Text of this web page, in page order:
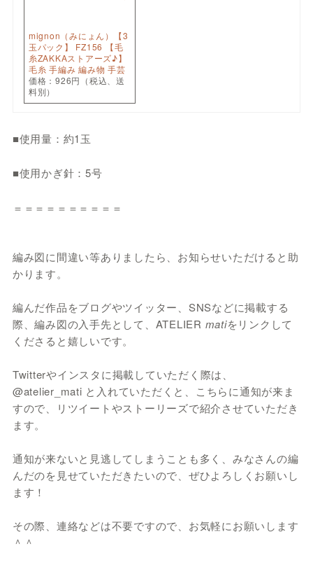
mignon（みにょん）【3
玉パック】 FZ156 【毛
糸ZAKKAストアーズ♪】
毛糸 手編み 編み物 手芸
価格：926円（税込、送
料別）
■使用量：約1玉
■使用かぎ針：5号
＝＝＝＝＝＝＝＝＝＝
編み図に間違い等ありましたら、お知らせいただけると助
かります。
編んだ作品をブログやツイッター、SNSなどに掲載する
際、編み図の入手先として、ATELIER matiをリンクして
くださると嬉しいです。
Twitterやインスタに掲載していただく際は、
@atelier_mati と入れていただくと、こちらに通知が来ま
すので、リツイートやストーリーズで紹介させていただき
ます。
通知が来ないと見逃してしまうことも多く、みなさんの編
んだのを見せていただきたいので、ぜひよろしくお願いし
ます！
その際、連絡などは不要ですので、お気軽にお願いします
＾＾